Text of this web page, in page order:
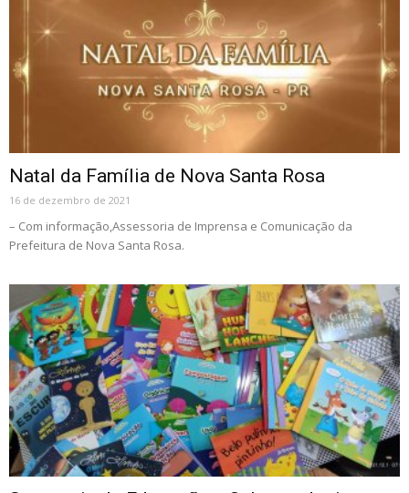
Natal da Família de Nova Santa Rosa
16 de dezembro de 2021
– Com informação,Assessoria de Imprensa e Comunicação da
Prefeitura de Nova Santa Rosa.